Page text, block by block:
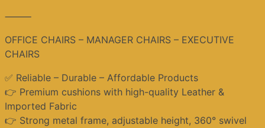
⸻
OFFICE CHAIRS – MANAGER CHAIRS – EXECUTIVE
CHAIRS
✅ Reliable – Durable – Affordable Products
👉 Premium cushions with high-quality Leather &
Imported Fabric
👉 Strong metal frame, adjustable height, 360° swivel